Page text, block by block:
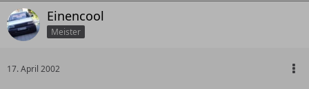
Einencool
Meister
17. April 2002